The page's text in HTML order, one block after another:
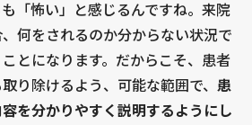
「怖い」と感じるんですね。来院
何をされるのか分からない状況で
とになります。だからこそ、患者
り除けるよう、可能な範囲で、 患
を分かりやすく説明するようにし